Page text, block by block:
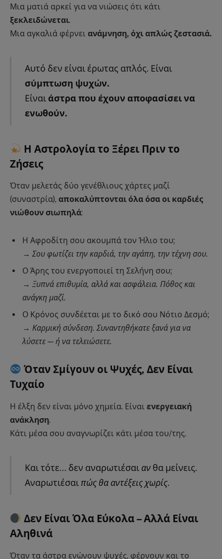
Μια ματιά αρκεί για να νιώσεις ότι κάτι
ξεκλειδώνεται.
Μια αγκαλιά φέρνει ανάμνηση, όχι απλώς ζεστασιά.
Αυτό δεν είναι έρωτας απλός. Είναι
σύμπτωση ψυχών.
Είναι άστρα που έχουν αποφασίσει να
ενωθούν.
Η Αστρολογία το Ξέρει Πριν το
Ζήσεις
Όταν μελετάς δύο γενέθλιους χάρτες μαζί
(συναστρία), αποκαλύπτονται όλα όσα οι καρδιές
νιώθουν σιωπηλά:
Η Αφροδίτη σου ακουμπά τον Ήλιο του;
→ Σου φωτίζει την καρδιά, την αγάπη, την τέχνη σου.
Ο Άρης του ενεργοποιεί τη Σελήνη σου;
→ Ξυπνά επιθυμία, αλλά και ασφάλεια. Πόθος και
ανάγκη μαζί.
Ο Κρόνος συνδέεται με το δικό σου Νότιο Δεσμό;
→ Καρμική σύνδεση. Συναντηθήκατε ξανά για να
λύσετε — ή να τελειώσετε.
Όταν Σμίγουν οι Ψυχές, Δεν Είναι
Τυχαίο
Η έλξη δεν είναι μόνο χημεία. Είναι ενεργειακή
ανάκληση.
Κάτι μέσα σου αναγνωρίζει κάτι μέσα του/της.
Και τότε… δεν αναρωτιέσαι ανθα μείνεις.
Αναρωτιέσαι πώς θα αντέξεις χωρίς.
Δεν Είναι Όλα Εύκολα – Αλλά Είναι
Αληθινά
Όταν τα άστρα ενώνουν ψυχές, φέρνουν και το